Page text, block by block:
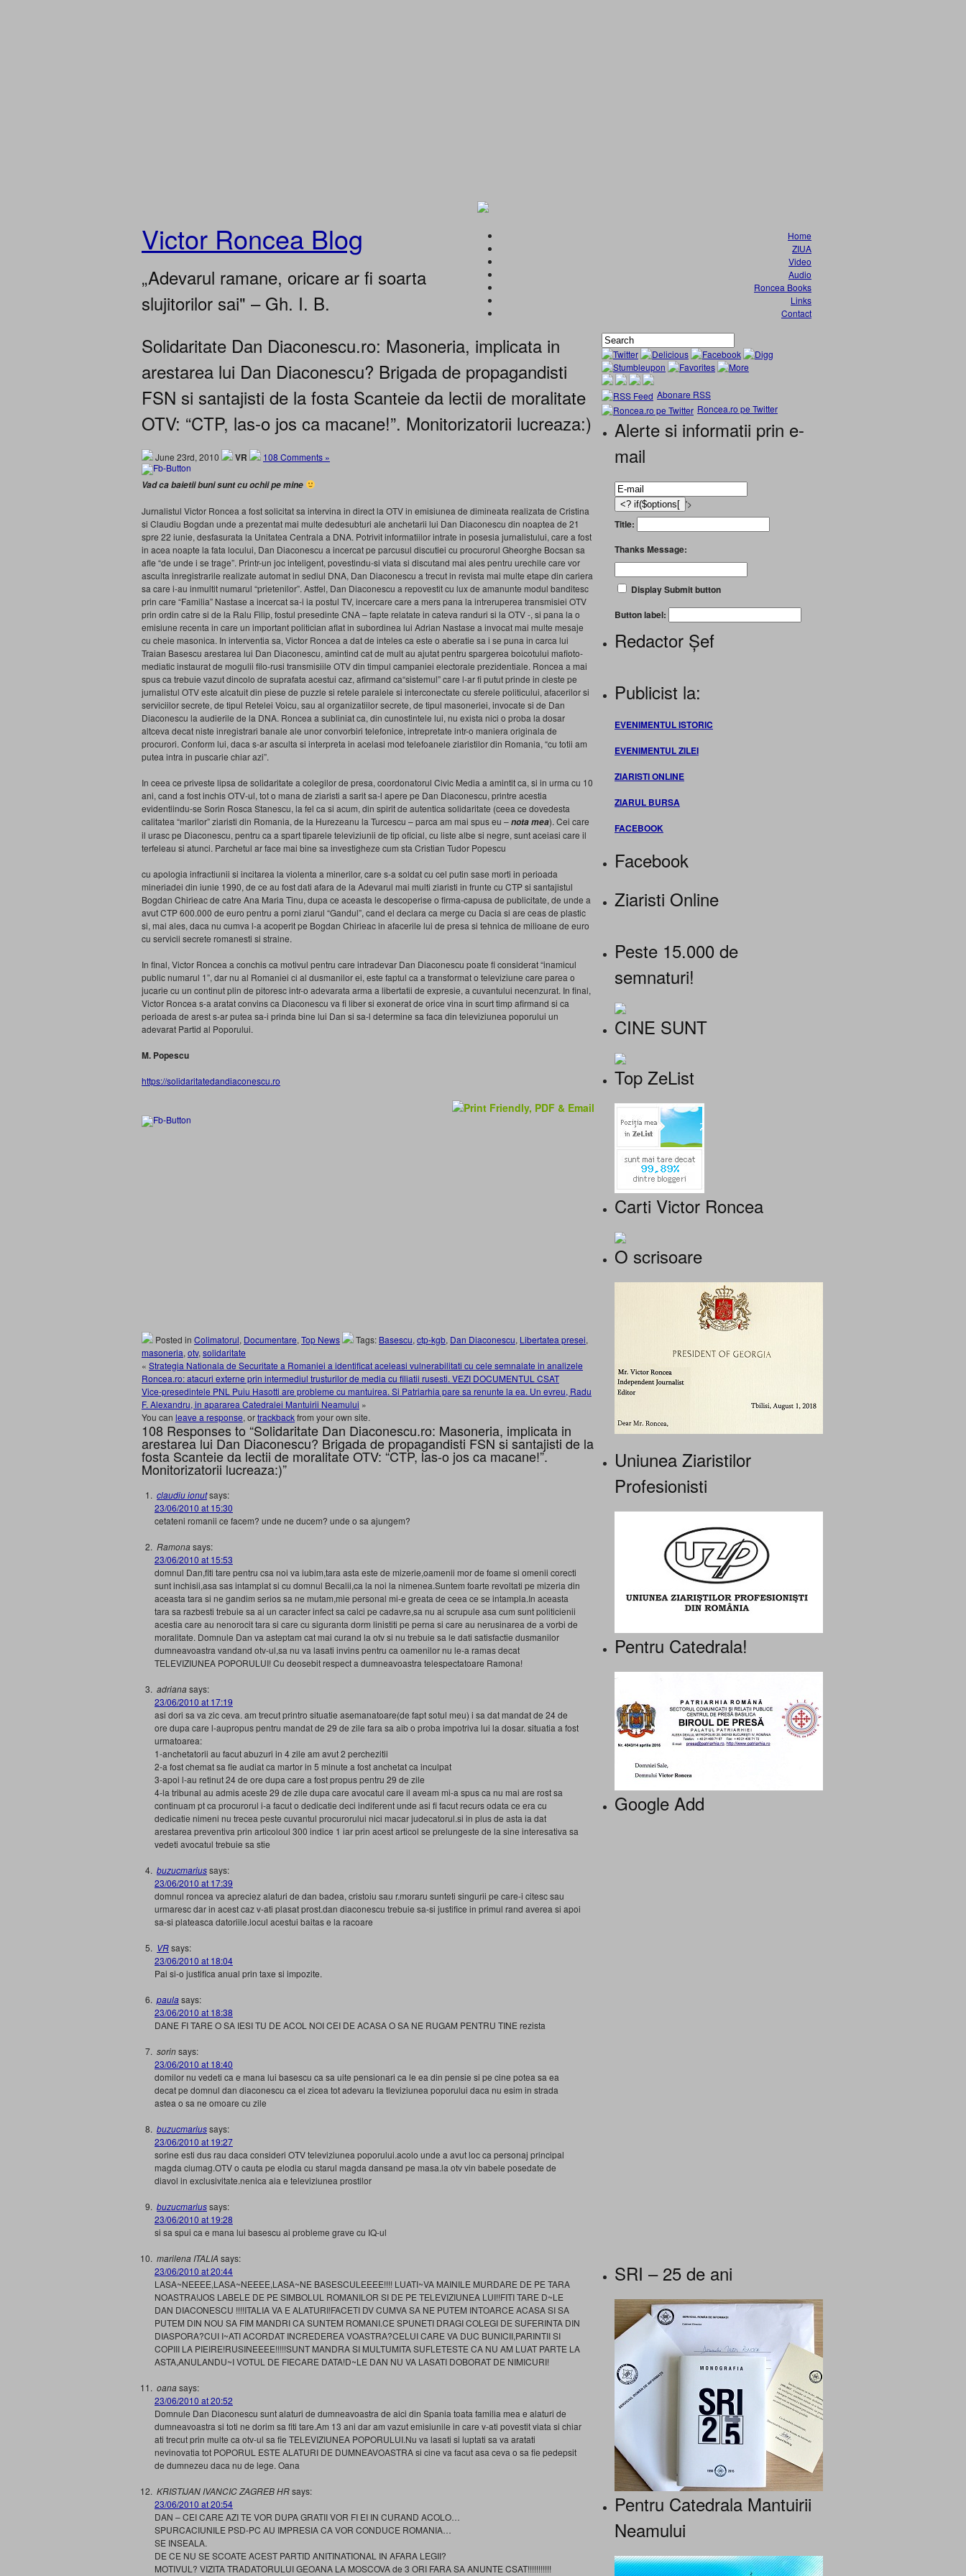
Victor Roncea Blog
„Adevarul ramane, oricare ar fi soarta
slujitorilor sai" – Gh. I. B.
Home
ZIUA
Video
Audio
Roncea Books
Links
Contact
Solidaritate Dan Diaconescu.ro: Masoneria, implicata in
arestarea lui Dan Diaconescu? Brigada de propagandisti
FSN si santajisti de la fosta Scanteie da lectii de moralitate
OTV: “CTP, las-o jos ca macane!”. Monitorizatorii lucreaza:)
June 23rd, 2010 VR 108 Comments »
Vad ca baietii buni sunt cu ochii pe mine
Jurnalistul Victor Roncea a fost solicitat sa intervina in direct la OTV in emisiunea de dimineata realizata de Cristina
si Claudiu Bogdan unde a prezentat mai multe dedesubturi ale anchetarii lui Dan Diaconescu din noaptea de 21
spre 22 iunie, desfasurata la Unitatea Centrala a DNA. Potrivit informatiilor intrate in posesia jurnalistului, care a fost
in acea noapte la fata locului, Dan Diaconescu a incercat pe parcusul discutiei cu procurorul Gheorghe Bocsan sa
afle “de unde i se trage”. Printr-un joc inteligent, povestindu-si viata si discutand mai ales pentru urechile care vor
asculta inregistrarile realizate automat in sediul DNA, Dan Diaconescu a trecut in revista mai multe etape din cariera
sa care i-au inmultit numarul “prietenilor”. Astfel, Dan Diaconescu a repovestit cu lux de amanunte modul banditesc
prin care “Familia” Nastase a incercat sa-i ia postul TV, incercare care a mers pana la intreruperea transmisiei OTV
prin ordin catre si de la Ralu Filip, fostul presedinte CNA – fapte relatate in cateva randuri si la OTV -, si pana la o
emisiune recenta in care un important politician aflat in subordinea lui Adrian Nastase a invocat mai multe mesaje
cu cheie masonica. In interventia sa, Victor Roncea a dat de inteles ca este o aberatie sa i se puna in carca lui
Traian Basescu arestarea lui Dan Diaconescu, amintind cat de mult au ajutat pentru spargerea boicotului mafioto-
mediatic instaurat de mogulii filo-rusi transmisiile OTV din timpul campaniei electorale prezidentiale. Roncea a mai
spus ca trebuie vazut dincolo de suprafata acestui caz, afirmand ca“sistemul” care l-ar fi putut prinde in cleste pe
jurnalistul OTV este alcatuit din piese de puzzle si retele paralele si interconectate cu sferele politicului, afacerilor si
serviciilor secrete, de tipul Retelei Voicu, sau al organizatiilor secrete, de tipul masoneriei, invocate si de Dan
Diaconescu la audierile de la DNA. Roncea a subliniat ca, din cunostintele lui, nu exista nici o proba la dosar
altceva decat niste inregistrari banale ale unor convorbiri telefonice, intrepretate intr-o maniera originala de
procurori. Conform lui, daca s-ar asculta si interpreta in acelasi mod telefoanele ziaristilor din Romania, “cu totii am
putea intra in puscarie chiar azi”.
In ceea ce priveste lipsa de solidaritate a colegilor de presa, coordonatorul Civic Media a amintit ca, si in urma cu 10
ani, cand a fost inchis OTV-ul, tot o mana de ziaristi a sarit sa-l apere pe Dan Diaconescu, printre acestia
evidentiindu-se Sorin Rosca Stanescu, la fel ca si acum, din spirit de autentica solidaritate (ceea ce dovedesta
calitatea “marilor” ziaristi din Romania, de la Hurezeanu la Turcescu – parca am mai spus eu –nota mea). Cei care
il urasc pe Diaconescu, pentru ca a spart tiparele televiziunii de tip oficial, cu liste albe si negre, sunt aceiasi care il
terfeleau si atunci. Parchetul ar face mai bine sa investigheze cum sta Cristian Tudor Popescu
cu apologia infractiunii si incitarea la violenta a minerilor, care s-a soldat cu cel putin sase morti in perioada
mineriadei din iunie 1990, de ce au fost dati afara de la Adevarul mai multi ziaristi in frunte cu CTP si santajistul
Bogdan Chirieac de catre Ana Maria Tinu, dupa ce aceasta le descoperise o firma-capusa de publicitate, de unde a
avut CTP 600.000 de euro pentru a porni ziarul “Gandul”, cand el declara ca merge cu Dacia si are ceas de plastic
si, mai ales, daca nu cumva l-a acoperit pe Bogdan Chirieac in afacerile lui de presa si tehnica de milioane de euro
cu servicii secrete romanesti si straine.
In final, Victor Roncea a conchis ca motivul pentru care intradevar Dan Diaconescu poate fi considerat “inamicul
public numarul 1”, dar nu al Romaniei ci al dusmanilor ei, este faptul ca a transformat o televiziune care parea o
jucarie cu un continut plin de pitoresc intr-o adevarata arma a libertatii de expresie, a cuvantului necenzurat. In final,
Victor Roncea s-a aratat convins ca Diaconescu va fi liber si exonerat de orice vina in scurt timp afirmand si ca
perioada de arest s-ar putea sa-i prinda bine lui Dan si sa-l determine sa faca din televiziunea poporului un
adevarat Partid al Poporului.
M. Popescu
https://solidaritatedandiaconescu.ro
Posted in Colimatorul, Documentare, Top News Tags: Basescu, ctp-kgb, Dan Diaconescu, Libertatea presei,
masoneria, otv, solidaritate
« Strategia Nationala de Securitate a Romaniei a identificat aceleasi vulnerabilitati cu cele semnalate in analizele
Roncea.ro: atacuri externe prin intermediul trusturilor de media cu filiatii rusesti. VEZI DOCUMENTUL CSAT
Vice-presedintele PNL Puiu Hasotti are probleme cu mantuirea. Si Patriarhia pare sa renunte la ea. Un evreu, Radu
F. Alexandru, in apararea Catedralei Mantuirii Neamului »
You can leave a response, ortrackbackfrom your own site.
108 Responses to “Solidaritate Dan Diaconescu.ro: Masoneria, implicata in
arestarea lui Dan Diaconescu? Brigada de propagandisti FSN si santajisti de la
fosta Scanteie da lectii de moralitate OTV: “CTP, las-o jos ca macane!”.
Monitorizatorii lucreaza:)”
claudiu ionutsays:
23/06/2010 at 15:30
cetateni romanii ce facem? unde ne ducem? unde o sa ajungem?
Ramonasays:
23/06/2010 at 15:53
domnul Dan,fiti tare pentru csa noi va iubim,tara asta este de mizerie,oamenii mor de foame si omenii corecti
sunt inchisii,asa sas intamplat si cu domnul Becalii,ca la noi la nimenea.Suntem foarte revoltati pe mizeria din
aceasta tara si ne gandim serios sa ne mutam,mie personal mi-e greata de ceea ce se intampla.In aceasta
tara sa razbesti trebuie sa ai un caracter infect sa calci pe cadavre,sa nu ai scrupule asa cum sunt politicienii
acestia care au nenorocit tara si care cu siguranta dorm linistiti pe perna si care au nerusinarea de a vorbi de
moralitate. Domnule Dan va asteptam cat mai curand la otv si nu trebuie sa le dati satisfactie dusmanilor
dumneavoastra vandand otv-ul,sa nu va lasati invins pentru ca oamenilor nu le-a ramas decat
TELEVIZIUNEA POPORULUI! Cu deosebit respect a dumneavoastra telespectatoare Ramona!
adrianasays:
23/06/2010 at 17:19
asi dori sa va zic ceva. am trecut printro situatie asemanatoare(de fapt sotul meu) i sa dat mandat de 24 de
ore dupa care l-aupropus pentru mandat de 29 de zile fara sa aib o proba impotriva lui la dosar. situatia a fost
urmatoarea:
1-anchetatorii au facut abuzuri in 4 zile am avut 2 perchezitii
2-a fost chemat sa fie audiat ca martor in 5 minute a fost anchetat ca inculpat
3-apoi l-au retinut 24 de ore dupa care a fost propus pentru 29 de zile
4-la tribunal au admis aceste 29 de zile dupa care avocatul care il aveam mi-a spus ca nu mai are rost sa
continuam pt ca procurorul i-a facut o dedicatie deci indiferent unde asi fi facut recurs odata ce era cu
dedicatie nimeni nu trecea peste cuvantul procurorului nici macar judecatorul.si in plus de asta ia dat
arestarea preventiva prin articoloul 300 indice 1 iar prin acest articol se prelungeste de la sine interesativa sa
vedeti avocatul trebuie sa stie
buzucmariussays:
23/06/2010 at 17:39
domnul roncea va apreciez alaturi de dan badea, cristoiu sau r.moraru sunteti singurii pe care-i citesc sau
urmaresc dar in acest caz v-ati plasat prost.dan diaconescu trebuie sa-si justifice in primul rand averea si apoi
sa-si plateasca datoriile.locul acestui baitas e la racoare
VRsays:
23/06/2010 at 18:04
Pai si-o justifica anual prin taxe si impozite.
paulasays:
23/06/2010 at 18:38
DANE FI TARE O SA IESI TU DE ACOL NOI CEI DE ACASA O SA NE RUGAM PENTRU TINE rezista
sorinsays:
23/06/2010 at 18:40
domilor nu vedeti ca e mana lui basescu ca sa uite pensionari ca le ea din pensie si pe cine potea sa ea
decat pe domnul dan diaconescu ca el zicea tot adevaru la tleviziunea poporului daca nu esim in strada
astea o sa ne omoare cu zile
buzucmariussays:
23/06/2010 at 19:27
sorine esti dus rau daca consideri OTV televiziunea poporului.acolo unde a avut loc ca personaj principal
magda ciumag.OTV o cauta pe elodia cu starul magda dansand pe masa.la otv vin babele posedate de
diavol in exclusivitate.nenica aia e televiziunea prostilor
buzucmariussays:
23/06/2010 at 19:28
si sa spui ca e mana lui basescu ai probleme grave cu IQ-ul
marilena ITALIA says:
23/06/2010 at 20:44
LASA~NEEEE,LASA~NEEEE,LASA~NE BASESCULEEEE!!!! LUATI~VA MAINILE MURDARE DE PE TARA
NOASTRA!JOS LABELE DE PE SIMBOLUL ROMANILOR SI DE PE TELEVIZIUNEA LUI!!FITI TARE D~LE
DAN DIACONESCU !!!!ITALIA VA E ALATURI!FACETI DV CUMVA SA NE PUTEM INTOARCE ACASA SI SA
PUTEM DIN NOU SA FIM MANDRI CA SUNTEM ROMANI.CE SPUNETI DRAGI COLEGI DE SUFERINTA DIN
DIASPORA?CUI I~ATI ACORDAT INCREDEREA VOASTRA?CELUI CARE VA DUC BUNICII,PARINTII SI
COPIII LA PIEIRE!RUSINEEEE!!!!!SUNT MANDRA SI MULTUMITA SUFLETESTE CA NU AM LUAT PARTE LA
ASTA,ANULANDU~I VOTUL DE FIECARE DATA!D~LE DAN NU VA LASATI DOBORAT DE NIMICURI!
oanasays:
23/06/2010 at 20:52
Domnule Dan Diaconescu sunt alaturi de dumneavoastra de aici din Spania toata familia mea e alaturi de
dumneavoastra si toti ne dorim sa fiti tare.Am 13 ani dar am vazut emisiunile in care v-ati povestit viata si chiar
ati trecut prin multe ca otv-ul sa fie TELEVIZIUNEA POPORULUI.Nu va lasati si luptati sa va aratati
nevinovatia tot POPORUL ESTE ALATURI DE DUMNEAVOASTRA si cine va facut asa ceva o sa fie pedepsit
de dumnezeu daca nu de lege. Oana
KRISTIJAN IVANCIC ZAGREB HRsays:
23/06/2010 at 20:54
DAN – CEI CARE AZI TE VOR DUPA GRATII VOR FI EI IN CURAND ACOLO…
SPURCACIUNILE PSD-PC AU IMPRESIA CA VOR CONDUCE ROMANIA…
SE INSEALA.
DE CE NU SE SCOATE ACEST PARTID ANITINATIONAL IN AFARA LEGII?
MOTIVUL? VIZITA TRADATORULUI GEOANA LA MOSCOVA de 3 ORI FARA SA ANUNTE CSAT!!!!!!!!!!!
Abonare RSS
Roncea.ro pe Twitter
Alerte si informatii prin e-
mail
'>
Title:
Thanks Message:
Display Submit button
Button label:
Redactor Șef
Publicist la:
EVENIMENTUL ISTORIC
EVENIMENTUL ZILEI
ZIARISTI ONLINE
ZIARUL BURSA
FACEBOOK
Facebook
Ziaristi Online
Peste 15.000 de
semnaturi!
CINE SUNT
Top ZeList
Carti Victor Roncea
O scrisoare
Uniunea Ziaristilor
Profesionisti
Pentru Catedrala!
Google Add
SRI – 25 de ani
Pentru Catedrala Mantuirii
Neamului